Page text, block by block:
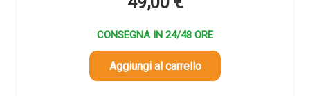
CONSEGNA IN 24/48 ORE
Aggiungi al carrello